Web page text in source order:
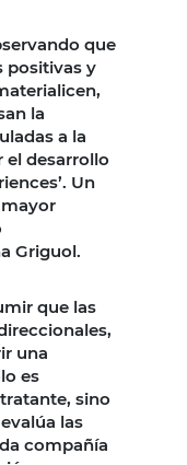
que
positivas y
la
a la
el desarrollo
Un
Griguol.
que las
una
es
sino
las
compañía